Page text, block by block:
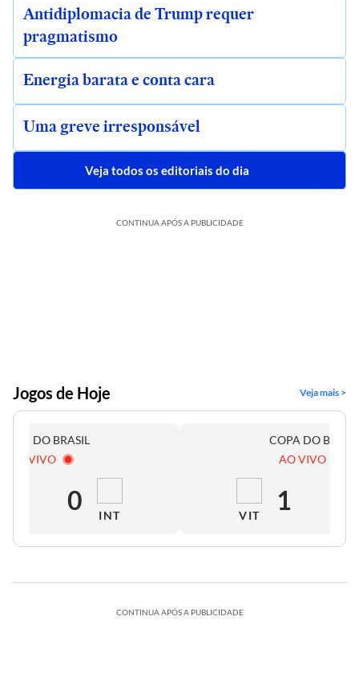
Antidiplomacia de Trump requer
pragmatismo
Energia barata e conta cara
Uma greve irresponsável
Veja todos os editoriais do dia
CONTINUA APÓS A PUBLICIDADE
Jogos de Hoje Veja mais >
DO BRASIL
AO VIVO
0 INT
COPA DO
AO VIVO
VIT 1
CONTINUA APÓS A PUBLICIDADE